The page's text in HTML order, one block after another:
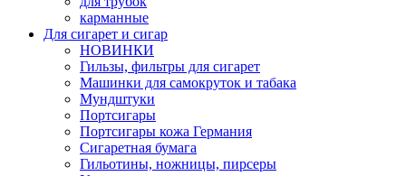
карманные
Для сигарет и сигар
НОВИНКИ
Гильзы, фильтры для сигарет
Машинки для самокруток и табака
Мундштуки
Портсигары
Портсигары кожа Германия
Сигаретная бумага
Гильотины, ножницы, пирсеры